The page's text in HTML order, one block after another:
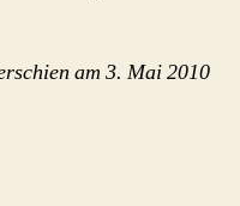
am 3. Mai 2010